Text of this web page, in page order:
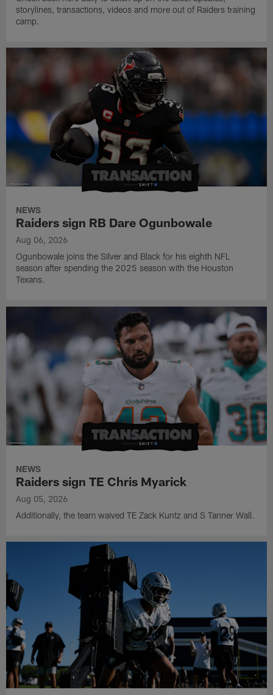
storylines, transactions, videos and more out of Raiders training
camp.
NEWS
Raiders sign RB Dare Ogunbowale
Aug 06, 2026
Ogunbowale joins the Silver and Black for his eighth NFL
season after spending the 2025 season with the Houston
Texans.
NEWS
Raiders sign TE Chris Myarick
Aug 05, 2026
Additionally, the team waived TE Zack Kuntz and S Tanner Wall.